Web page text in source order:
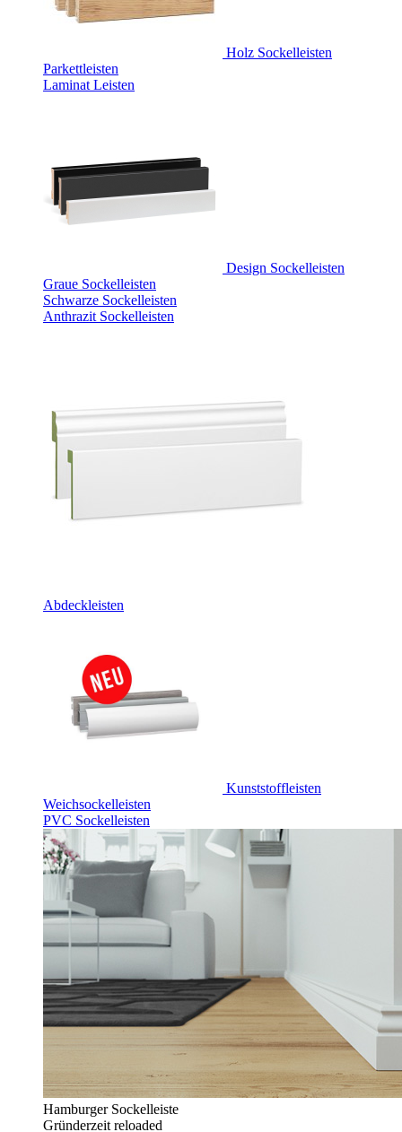
Holz Sockelleisten
Parkettleisten
Laminat Leisten
Design Sockelleisten
Graue Sockelleisten
Schwarze Sockelleisten
Anthrazit Sockelleisten
Abdeckleisten
Kunststoffleisten
Weichsockelleisten
PVC Sockelleisten
Hamburger Sockelleiste
Gründerzeit reloaded